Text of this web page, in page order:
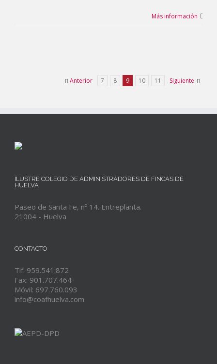
Más información
Anterior 7 8 9 10 11 Siguiente
ILUSTRE COLEGIO DE ADMINISTRADORES DE FINCAS DE
HUELVA
Paseo de Santa Fe, nº 14. Entreplanta.
21004 - Huelva
CONTACTO
Tlf: 959.541.872
Fax: 901.707.464
Móvil: 697.760.093
info@coafhuelva.com